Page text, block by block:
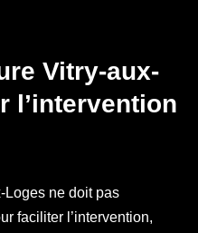
Vitry-aux-
l’intervention
Loges ne doit pas
faciliter l’intervention,